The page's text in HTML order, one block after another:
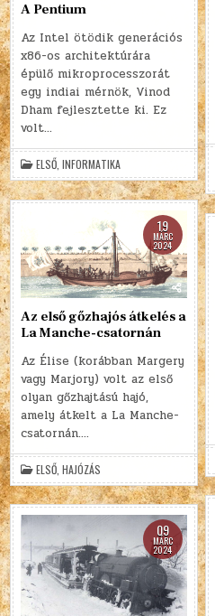
A Pentium
Az Intel ötödik generációs
x86-os architektúrára
épülő mikroprocesszorát
egy indiai mérnök, Vinod
Dham fejlesztette ki. Ez
volt…
ELSŐ ,INFORMATIKA
19
MÁRC
2024
Az első gőzhajós átkelés a
La Manche-csatornán
Az Élise (korábban Margery
vagy Marjory) volt az első
olyan gőzhajtású hajó,
amely átkelt a La Manche-
csatornán….
ELSŐ ,HAJÓZÁS
09
MÁRC
2024